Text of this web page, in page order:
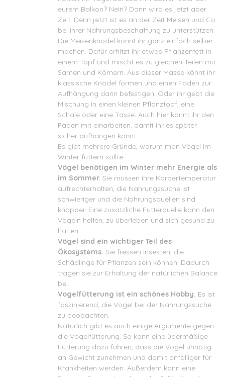
eurem Balkon? Nein? Dann wird es jetzt aber
Zeit. Denn jetzt ist es an der Zeit Meisen und Co.
bei ihrer Nahrungsbeschaffung zu unterstützen.
Die Meisenknödel könnt ihr ganz einfach selber
machen. Dafür erhitzt ihr etwas Pflanzenfett in
einem Topf und mischt es zu gleichen Teilen mit
Samen und Körnern. Aus dieser Masse könnt ihr
klassische Knödel formen und einen Faden zur
Aufhängung darin befestigen. Oder ihr gebt die
Mischung in einen kleinen Pflanztopf, eine
Schale oder eine Tasse. Auch hier könnt ihr den
Faden mit einarbeiten, damit ihr es später
sicher aufhängen könnt.
Es gibt mehrere Gründe, warum man Vögel im
Winter füttern sollte:
Vögel benötigen im Winter mehr Energie als
im Sommer. Sie müssen ihre Körpertemperatur
aufrechterhalten, die Nahrungssuche ist
schwieriger und die Nahrungsquellen sind
knapper. Eine zusätzliche Futterquelle kann den
Vögeln helfen, zu überleben und sich gesund zu
halten.
Vögel sind ein wichtiger Teil des
Ökosystems. Sie fressen Insekten, die
Schädlinge für Pflanzen sein können. Dadurch
tragen sie zur Erhaltung der natürlichen Balance
bei.
Vogelfütterung ist ein schönes Hobby. Es ist
faszinierend, die Vögel bei der Nahrungssuche
zu beobachten.
Natürlich gibt es auch einige Argumente gegen
die Vogelfütterung. So kann eine übermäßige
Fütterung dazu führen, dass die Vögel unnötig
an Gewicht zunehmen und damit anfälliger für
Krankheiten werden. Außerdem kann eine